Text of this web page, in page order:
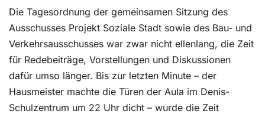
Die Tagesordnung der gemeinsamen Sitzung des
Ausschusses Projekt Soziale Stadt sowie des Bau- und
Verkehrsausschusses war zwar nicht ellenlang, die Zeit
für Redebeiträge, Vorstellungen und Diskussionen
dafür umso länger. Bis zur letzten Minute – der
Hausmeister machte die Türen der Aula im Denis-
Schulzentrum um 22 Uhr dicht – wurde die Zeit